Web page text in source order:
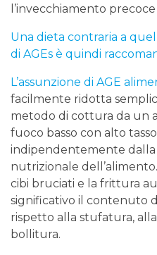
l’invecchiamento
Una dieta contraria a
di AGEs è quindi
L’assunzione di AGE
facilmente ridotta
metodo di cottura da un
fuoco basso con alto
indipendentemente dalla
nutrizionale
cibi bruciati e la frittura
significativo il contenuto
rispetto alla stufatura,
bollitura.